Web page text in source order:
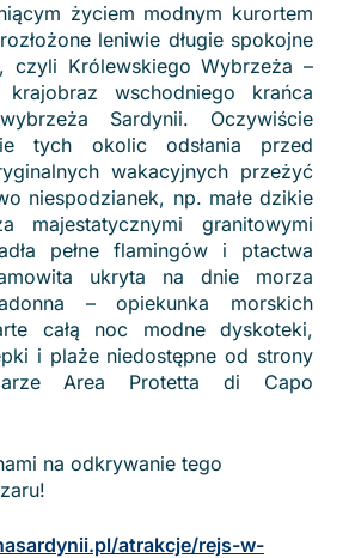
życiem modnym kurortem
leniwie długie spokojne
czyli Królewskiego Wybrzeża –
wschodniego krańca
Sardynii. Oczywiście
tych okolic odsłania przed
wakacyjnych przeżyć
niespodzianek, np. małe dzikie
majestatycznymi granitowymi
pełne flamingów i ptactwa
ukryta na dnie morza
– opiekunka morskich
całą noc modne dyskoteki,
i plaże niedostępne od strony
Area Protetta di Capo
na odkrywanie tego
atrakcje/rejs-w-